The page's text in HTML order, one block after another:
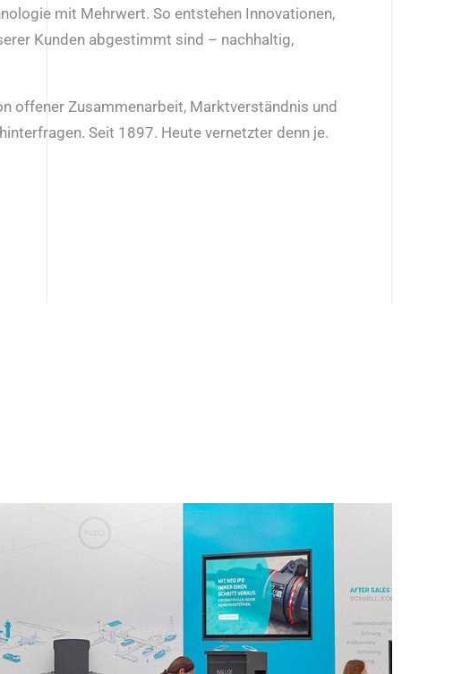
mit Mehrwert. So entstehen Innovationen,
Kunden abgestimmt sind – nachhaltig,
offener Zusammenarbeit, Marktverständnis und
Seit 1897. Heute vernetzter denn je.